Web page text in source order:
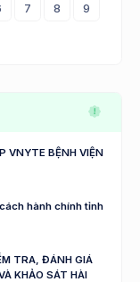
29/7/2026)
7 8
9
VNYTE BỆNH VIỆN
hành chính tỉnh
TRA, ĐÁNH GIÁ
KHẢO SÁT HÀI